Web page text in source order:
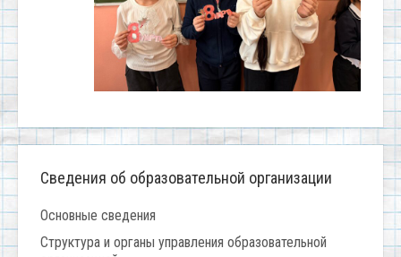
Сведения об образовательной организации
Основные сведения
Структура и органы управления образовательной